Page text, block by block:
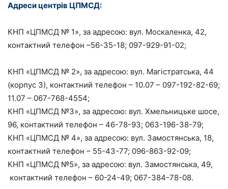
Адреси центрів ЦПМСД:
КНП «ЦПМСД № 1», за адресою: вул. Москаленка, 42,
контактний телефон –56-35-18; 097-929-91-02;
КНП «ЦПМСД № 2», за адресою: вул. Магістратська, 44
(корпус 3), контактний телефон – 10.07 – 097-192-82-69;
11.07 – 067-768-4554;
КНП «ЦПМСД №3», за адресою: вул. Хмельницьке шосе,
96, контактний телефон – 46-78-93; 063-196-38-79;
КНП «ЦПМСД № 4», за адресою: вул. Замостянська, 18,
контактний телефон – 55-43-77; 096-863-92-09;
КНП «ЦПМСД №5», за адресою: вул. Замостянська, 49,
контактний телефон – 60-24-49; 067-384-78-08.